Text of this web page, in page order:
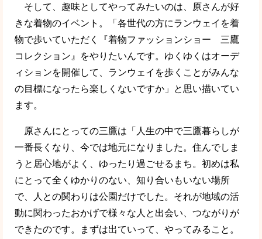
そして、趣味としてやってみたいのは、原さんが好
きな着物のイベント。「各世代の方にランウェイを着
物で歩いていただく『着物ファッションショー 三鷹
コレクション』をやりたいんです。ゆくゆくはオーデ
ィションを開催して、ランウェイを歩くことがみんな
の目標になったら楽しくないですか」と思い描いてい
ます。
原さんにとっての三鷹は「人生の中で三鷹暮らしが
一番長くなり、今では地元になりました。住んでしま
うと居心地がよく、ゆったり過ごせるまち。初めは私
にとって全くゆかりのない、知り合いもいない場所
で、人との関わりは公園だけでした。それが地域の活
動に関わったおかげで様々な人と出会い、つながりが
できたのです。まずは出ていって、やってみること。